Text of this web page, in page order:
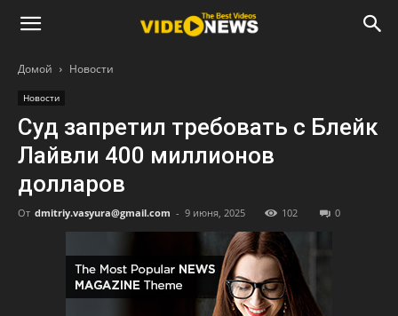
Домой Новости
Новости
Суд запретил требовать с Блейк
Лайвли 400 миллионов
долларов
От dmitriy.vasyura@gmail.com - 9 июня, 2025 102 0